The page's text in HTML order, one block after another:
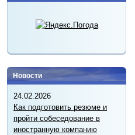
Новости
24.02.2026
Как подготовить резюме и
пройти собеседование в
иностранную компанию